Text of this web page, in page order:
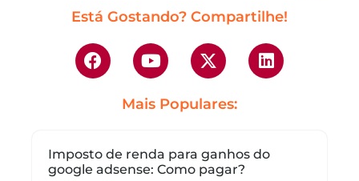
Está Gostando? Compartilhe!
Mais Populares:
Imposto de renda para ganhos do
google adsense: Como pagar?